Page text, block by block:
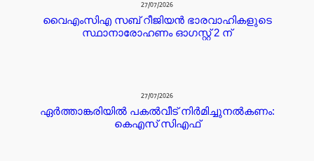
27/07/2026
വൈഎംസിഎ സബ് റീജിയൻ ഭാരവാഹികളുടെ
സ്ഥാനാരോഹണം ഓഗസ്റ്റ് 2 ന്
27/07/2026
ഏർത്താങ്കരിയിൽ പകൽവീട് നിർമിച്ചുനൽകണം:
കെഎസ് സിഎഫ്